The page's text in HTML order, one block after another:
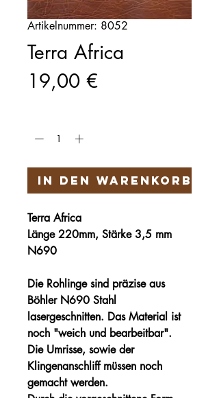
Artikelnummer: 8052
Terra Africa
19,00 €Preis
In den Warenkorb
Terra Africa
Länge 220mm, Stärke 3,5 mm
N690
Die Rohlinge sind präzise aus
Böhler N690 Stahl
lasergeschnitten. Das Material ist
noch "weich und bearbeitbar".
Die Umrisse, sowie der
Klingenanschliff müssen noch
gemacht werden.